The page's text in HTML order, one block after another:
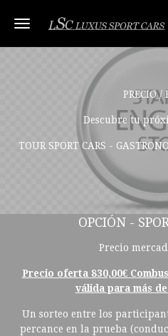
Toggle navigation
PRECIO /
Descubre tu
TOUR SPORT CARS -
OPCIÓN -
Precio
Precio oferta 830,00€
válida para más
Un sorteo entre los
percance en la prueba